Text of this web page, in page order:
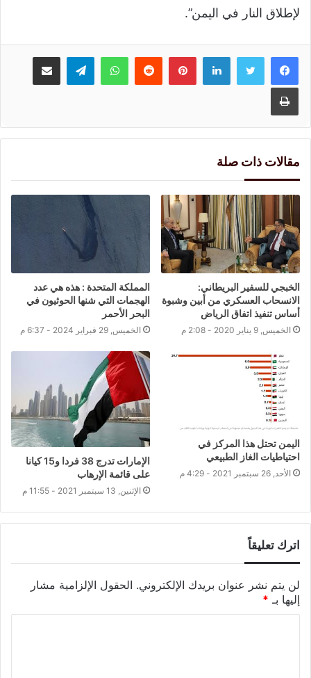
لإطلاق النار في اليمن”.
لينكدإنبينتيريست واتسابتيلقرام مشاركة عبر البريد
طباعة
مقالات ذات صلة
الخبجي للسفير البريطاني:
الانسحاب العسكري من أبين وشبوة
أساس تنفيذ اتفاق الرياض
الخميس, 9 يناير 2020 - 2:08 م
المملكة المتحدة : هذه هي عدد
الهجمات التي شنها الحوثيون في
البحر الأحمر
الخميس, 29 فبراير 2024 - 6:37 م
اليمن تحتل هذا المركز في
احتياطيات الغاز الطبيعي
الأحد, 26 سبتمبر 2021 - 4:29 م
الإمارات تدرج 38 فردا و15 كيانا
على قائمة الإرهاب
الإثنين, 13 سبتمبر 2021 - 11:55 م
اترك تعليقاً
لن يتم نشر عنوان بريدك الإلكتروني. الحقول الإلزامية مشار
إليها بـ *